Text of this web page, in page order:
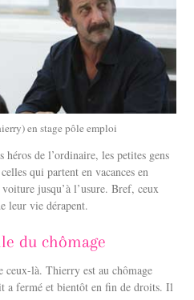
en stage pôle emploi
héros de l’ordinaire, les petites gens
qui partent en vacances en
jusqu’à l’usure. Bref, ceux
leur vie dérapent.
du chômage
ceux-là. Thierry est au chômage
a fermé et bientôt en fin de droits. Il